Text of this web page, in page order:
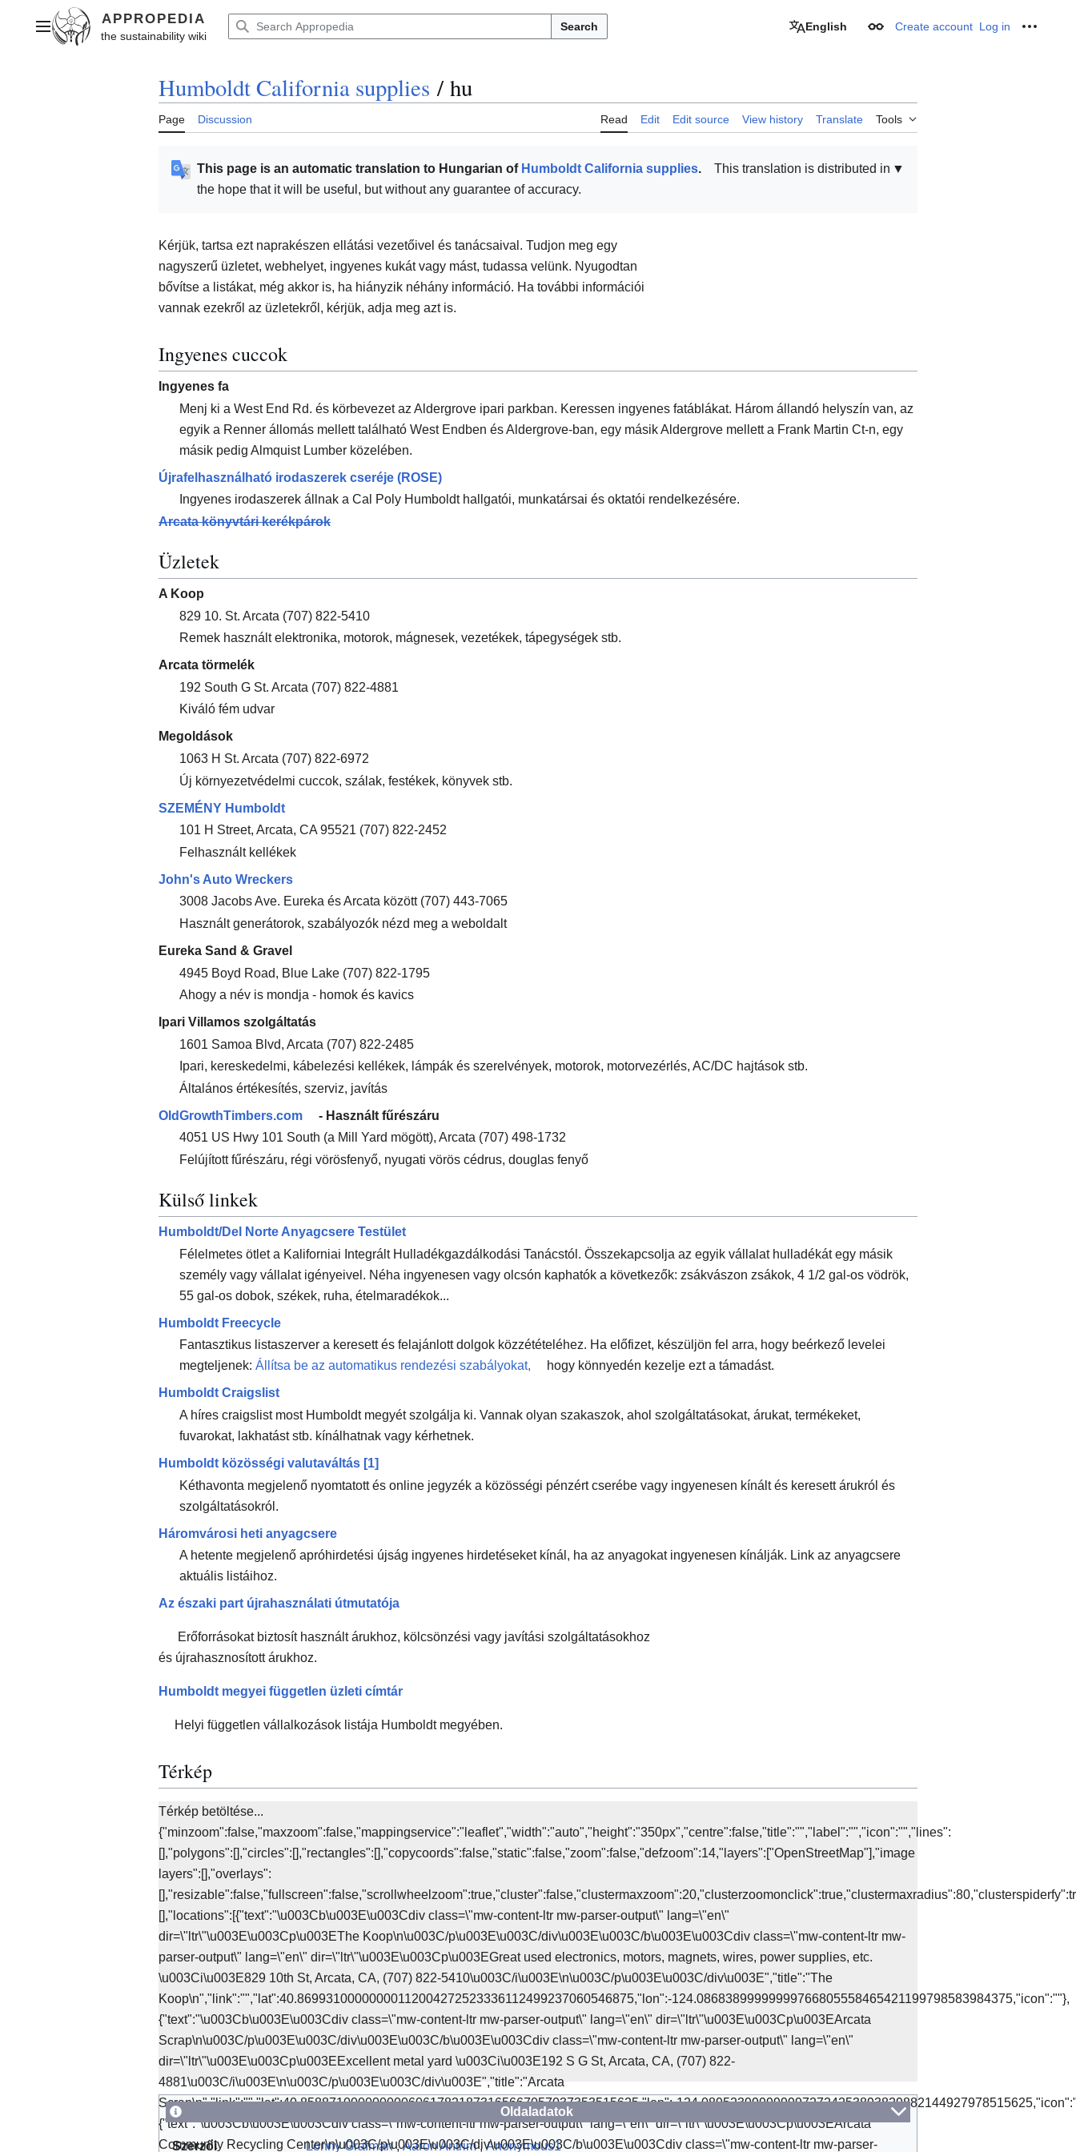
contentMain menu Search English Appearance
Create account Log in
Humboldt California supplies / hu
Page Discussion Read Edit Edit source View history Translate Tools
▼
This page is an automatic translation to Hungarian of Humboldt California supplies.
This translation is distributed in
the hope that it will be useful, but without any guarantee of accuracy.
Kérjük, tartsa ezt naprakészen ellátási vezetőivel és tanácsaival. Tudjon meg egy
nagyszerű üzletet, webhelyet, ingyenes kukát vagy mást, tudassa velünk. Nyugodtan
bővítse a listákat, még akkor is, ha hiányzik néhány információ. Ha további információi
vannak ezekről az üzletekről, kérjük, adja meg azt is.
Ingyenes cuccok
Ingyenes fa
Menj ki a West End Rd. és körbevezet az Aldergrove ipari parkban. Keressen ingyenes fatáblákat. Három állandó helyszín van, az
egyik a Renner állomás mellett található West Endben és Aldergrove-ban, egy másik Aldergrove mellett a Frank Martin Ct-n, egy
másik pedig Almquist Lumber közelében.
Újrafelhasználható irodaszerek cseréje (ROSE)
Ingyenes irodaszerek állnak a Cal Poly Humboldt hallgatói, munkatársai és oktatói rendelkezésére.
Arcata könyvtári kerékpárok
Üzletek
A Koop
829 10. St. Arcata (707) 822-5410
Remek használt elektronika, motorok, mágnesek, vezetékek, tápegységek stb.
Arcata törmelék
192 South G St. Arcata (707) 822-4881
Kiváló fém udvar
Megoldások
1063 H St. Arcata (707) 822-6972
Új környezetvédelmi cuccok, szálak, festékek, könyvek stb.
SZEMÉNY Humboldt
101 H Street, Arcata, CA 95521 (707) 822-2452
Felhasznált kellékek
John's Auto Wreckers
3008 Jacobs Ave. Eureka és Arcata között (707) 443-7065
Használt generátorok, szabályozók nézd meg a weboldalt
Eureka Sand & Gravel
4945 Boyd Road, Blue Lake (707) 822-1795
Ahogy a név is mondja - homok és kavics
Ipari Villamos szolgáltatás
1601 Samoa Blvd, Arcata (707) 822-2485
Ipari, kereskedelmi, kábelezési kellékek, lámpák és szerelvények, motorok, motorvezérlés, AC/DC hajtások stb.
Általános értékesítés, szerviz, javítás
OldGrowthTimbers.com
- Használt fűrészáru
4051 US Hwy 101 South (a Mill Yard mögött), Arcata (707) 498-1732
Felújított fűrészáru, régi vörösfenyő, nyugati vörös cédrus, douglas fenyő
Külső linkek
Humboldt/Del Norte Anyagcsere Testület
Félelmetes ötlet a Kaliforniai Integrált Hulladékgazdálkodási Tanácstól. Összekapcsolja az egyik vállalat hulladékát egy másik
személy vagy vállalat igényeivel. Néha ingyenesen vagy olcsón kaphatók a következők: zsákvászon zsákok, 4 1/2 gal-os vödrök,
55 gal-os dobok, székek, ruha, ételmaradékok...
Humboldt Freecycle
Fantasztikus listaszerver a keresett és felajánlott dolgok közzétételéhez. Ha előfizet, készüljön fel arra, hogy beérkező levelei
megteljenek: Állítsa be az automatikus rendezési szabályokat,
hogy könnyedén kezelje ezt a támadást.
Humboldt Craigslist
A híres craigslist most Humboldt megyét szolgálja ki. Vannak olyan szakaszok, ahol szolgáltatásokat, árukat, termékeket,
fuvarokat, lakhatást stb. kínálhatnak vagy kérhetnek.
Humboldt közösségi valutaváltás [1]
Kéthavonta megjelenő nyomtatott és online jegyzék a közösségi pénzért cserébe vagy ingyenesen kínált és keresett árukról és
szolgáltatásokról.
Háromvárosi heti anyagcsere
A hetente megjelenő apróhirdetési újság ingyenes hirdetéseket kínál, ha az anyagokat ingyenesen kínálják. Link az anyagcsere
aktuális listáihoz.
Az északi part újrahasználati útmutatója
Erőforrásokat biztosít használt árukhoz, kölcsönzési vagy javítási szolgáltatásokhoz
és újrahasznosított árukhoz.
Humboldt megyei független üzleti címtár
Helyi független vállalkozások listája Humboldt megyében.
Térkép
Térkép betöltése...
{"minzoom":false,"maxzoom":false,"mappingservice":"leaflet","width":"auto","height":"350px","centre":false,"title":"","label":"","icon":"","lines":
[],"polygons":[],"circles":[],"rectangles":[],"copycoords":false,"static":false,"zoom":false,"defzoom":14,"layers":["OpenStreetMap"],"image
layers":[],"overlays":
[],"locations":[{"text":"\u003Cb\u003E\u003Cdiv class=\"mw-content-ltr mw-parser-output\" lang=\"en\"
dir=\"ltr\"\u003E\u003Cp\u003EThe Koop\n\u003C/p\u003E\u003C/div\u003E\u003C/b\u003E\u003Cdiv class=\"mw-content-ltr mw-
parser-output\" lang=\"en\" dir=\"ltr\"\u003E\u003Cp\u003EGreat used electronics, motors, magnets, wires, power supplies, etc.
\u003Ci\u003E829 10th St, Arcata, CA, (707) 822-5410\u003C/i\u003E\n\u003C/p\u003E\u003C/div\u003E","title":"The
Koop\n","link":"","lat":40.86993100000000112004272523336112499237060546875,"lon":-124.08683899999999766805558465421199798583984375,"icon":""},
{"text":"\u003Cb\u003E\u003Cdiv class=\"mw-content-ltr mw-parser-output\" lang=\"en\" dir=\"ltr\"\u003E\u003Cp\u003EArcata
Scrap\n\u003C/p\u003E\u003C/div\u003E\u003C/b\u003E\u003Cdiv class=\"mw-content-ltr mw-parser-output\" lang=\"en\"
dir=\"ltr\"\u003E\u003Cp\u003EExcellent metal yard \u003Ci\u003E192 S G St, Arcata, CA, (707) 822-
4881\u003C/i\u003E\n\u003C/p\u003E\u003C/div\u003E","title":"Arcata
Scrap\n","link":"","lat":40.85887100000000060617821873165667057037353515625,"lon":-
{"text":"\u003Cb\u003E\u003Cdiv class=\"mw-content-ltr mw-parser-output\" lang=\"en\" dir=\"ltr\"\u003E\u003Cp\u003EArcata
Community Recycling Center\n\u003C/p\u003E\u003C/div\u003E\u003C/b\u003E\u003Cdiv class=\"mw-content-ltr mw-parser-
Oldaladatok
Szerzői Lonny Grafman,Aaron Antrim,Anonymous1